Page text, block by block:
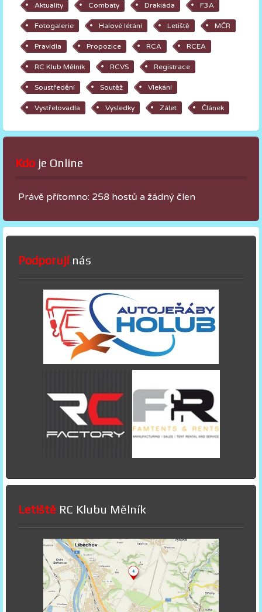
Aktuality Combaty Drakiáda F3A
Fotogalerie Halové létání Letiště MČR
Pravidla Propozice RCA RCEA
RC Klub Mělník RCVS Registrace
Soustředění Soutěž Vlekání
Vystřelovadla Výsledky Zálet Článek
Kdo je Online
Právě přítomno: 258 hostů a žádný člen
Podporujínás
Letiště RC Klubu Mělník